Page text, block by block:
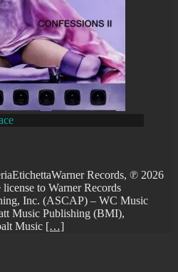
Records, ℗ 2026
to Warner Records
Inc. (ASCAP) – WC Music
Music Publishing (BMI),
Music […]